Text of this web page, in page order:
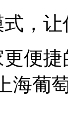
让
捷
海葡